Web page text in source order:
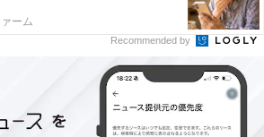
代男性／東京都）、「公式サイトに
入れているとのことなのでそこに期
代男性／岡山県）といった声が集ま
ーム
Recommended by